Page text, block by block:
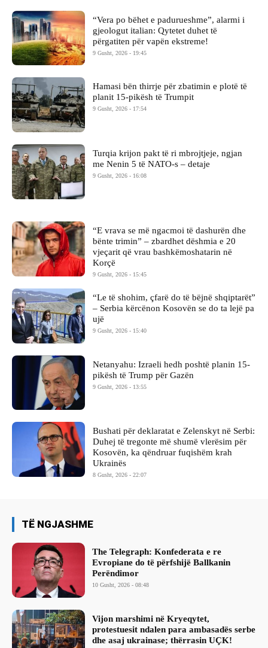
“Vera po bëhet e padurueshme”, alarmi i
gjeologut italian: Qytetet duhet të
përgatiten për vapën ekstreme!
9 Gusht, 2026 - 19:45
Hamasi bën thirrje për zbatimin e plotë të
planit 15-pikësh të Trumpit
9 Gusht, 2026 - 17:54
Turqia krijon pakt të ri mbrojtjeje, ngjan
me Nenin 5 të NATO-s – detaje
9 Gusht, 2026 - 16:08
“E vrava se më ngacmoi të dashurën dhe
bënte trimin” – zbardhet dëshmia e 20
vjeçarit që vrau bashkëmoshatarin në
Korçë
9 Gusht, 2026 - 15:45
“Le të shohim, çfarë do të bëjnë shqiptarët”
– Serbia kërcënon Kosovën se do ta lejë pa
ujë
9 Gusht, 2026 - 15:40
Netanyahu: Izraeli hedh poshtë planin 15-
pikësh të Trump për Gazën
9 Gusht, 2026 - 13:55
Bushati për deklaratat e Zelenskyt në Serbi:
Duhej të tregonte më shumë vlerësim për
Kosovën, ka qëndruar fuqishëm krah
Ukrainës
8 Gusht, 2026 - 22:07
TË NGJASHME
The Telegraph: Konfederata e re
Evropiane do të përfshijë Ballkanin
Perëndimor
10 Gusht, 2026 - 08:48
Vijon marshimi në Kryeqytet,
protestuesit ndalen para ambasadës serbe
dhe asaj ukrainase; thërrasin UÇK!